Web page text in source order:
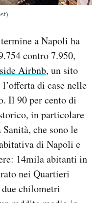
a Napoli ha
contro 7.950,
Airbnb, un sito
di case nelle
Il 90 per cento di
in particolare
che sono le
di Napoli e
14mila abitanti in
nei Quartieri
chilometri